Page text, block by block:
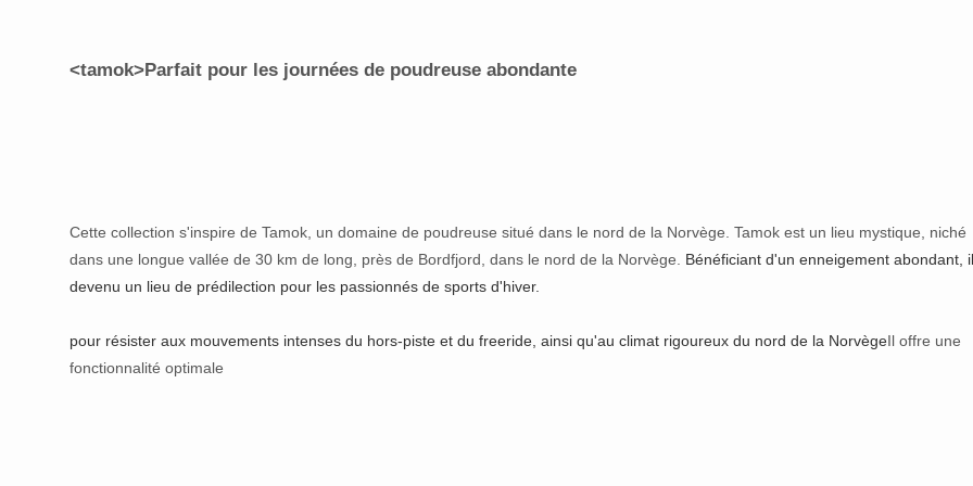
<tamok>Parfait pour les journées de poudreuse abondante
Cette collection s'inspire de Tamok, un domaine de poudreuse situé dans le nord de la Norvège. Tamok est un lieu mystique, niché
dans une longue vallée de 30 km de long, près de Bordfjord, dans le nord de la Norvège. Bénéficiant d'un enneigement abondant,
devenu un lieu de prédilection pour les passionnés de sports d'hiver.
pour résister aux mouvements intenses du hors-piste et du freeride, ainsi qu'au climat rigoureux du nord de la NorvègeIl offre une
fonctionnalité optimale